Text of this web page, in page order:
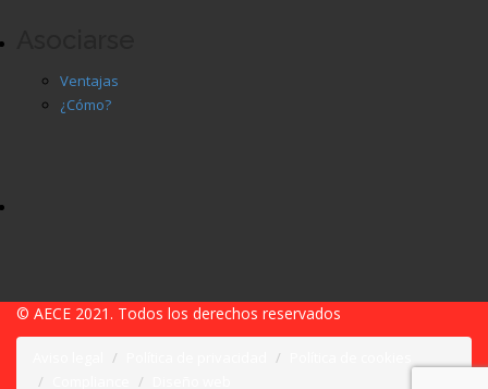
Ventajas
¿Cómo?
© AECE 2021. Todos los derechos reservados